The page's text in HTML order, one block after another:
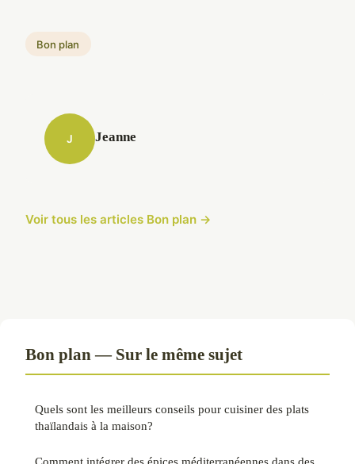
Bon plan
J Jeanne
Voir tous les articles Bon plan →
Bon plan — Sur le même sujet
Quels sont les meilleurs conseils pour cuisiner des plats
thaïlandais à la maison?